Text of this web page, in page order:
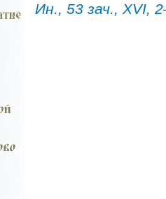
Ин., 53 зач., XVI,